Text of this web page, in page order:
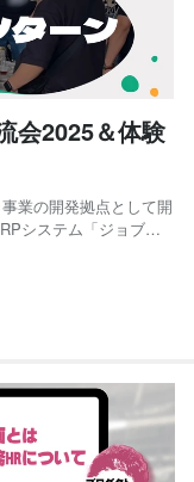
会2025＆体験
業の開発拠点として開
システム「ジョブカ
したエンジニアが活